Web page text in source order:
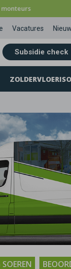
Vacatures
Subsidie check